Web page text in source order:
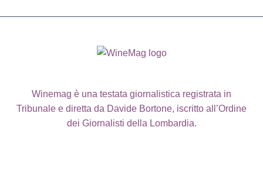
Winemag è una testata giornalistica registrata in
Tribunale e diretta da Davide Bortone, iscritto all’Ordine
dei Giornalisti della Lombardia.